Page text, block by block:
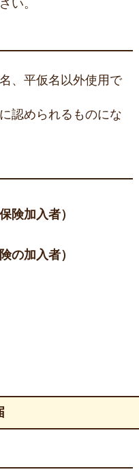
い。
、平仮名以外使用で
認められるものにな
険加入者）
の加入者）